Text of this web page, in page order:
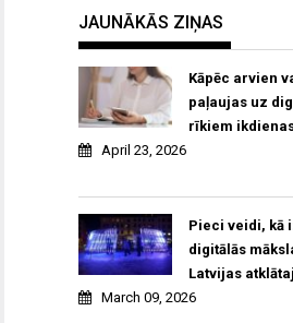
JAUNĀKĀS ZIŅAS
Kāpēc arvien
paļaujas uz
rīkiem
April 23, 2026
Pieci veidi, kā
digitālās
Latvijas
March 09, 2026